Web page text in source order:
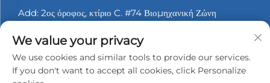
Add: 2ος όροφος, κτίριο C. #74 Βιομηχανική Ζώνη
Τηλ.: +86-13530558584
Ηλ. ταχυδρομείο:[email protected]
We value your privacy
We use cookies and similar tools to provide our services.
If you don't want to accept all cookies, click Personalize